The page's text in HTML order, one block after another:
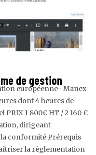
de gestion
européenne- Manex
dont 4 heures de
PRIX 1 800€ HT / 2 160 €
dirigeant
la conformité Prérequis
la règlementation